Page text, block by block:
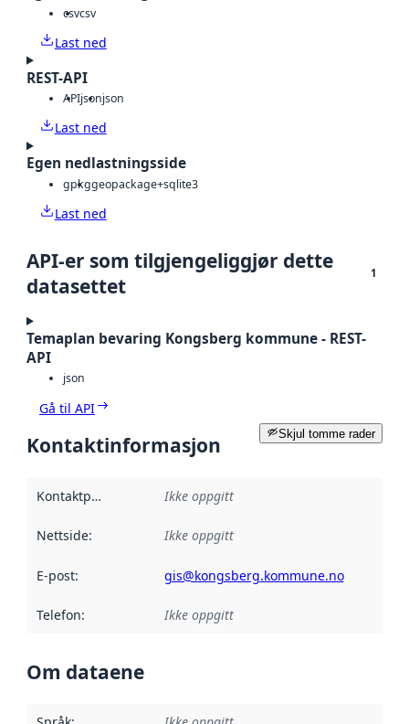
csvcsv
Last ned
REST-API
APIjsonjson
Last ned
Egen nedlastningsside
gpkggeopackage+sqlite3
Last ned
API-er som tilgjengeliggjør dette
datasettet
1
Temaplan bevaring Kongsberg kommune - REST-
API
json
Gå til API
Skjul tomme rader
Kontaktinformasjon
Kontaktpunkt Ikke oppgitt
Nettside: Ikke oppgitt
E-post: gis@kongsberg.kommune.no
Telefon: Ikke oppgitt
Om dataene